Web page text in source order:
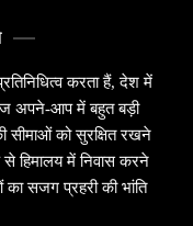
करता हैं, देश में
अपने-आप में बहुत बड़ी
सीमाओं को सुरक्षित रखने
हिमालय में निवास करने
का सजग प्रहरी की भांति